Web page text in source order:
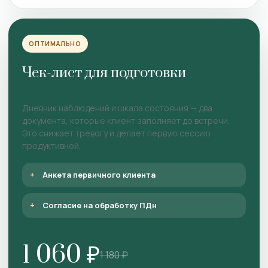
ОПТИМАЛЬНО
Чек-лист для подготовки
Дневник наблюдений и шкала состояния — два
документа, которые клиент заполняет до встречи.
Это снижает тревогу и делает первую сессию
продуктивной.
Анкета первичного клиента
Согласие на обработку ПДн
1 060 ₽1 180 ₽